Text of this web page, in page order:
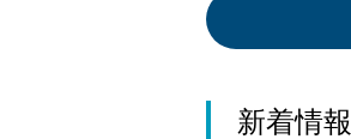
新着情報